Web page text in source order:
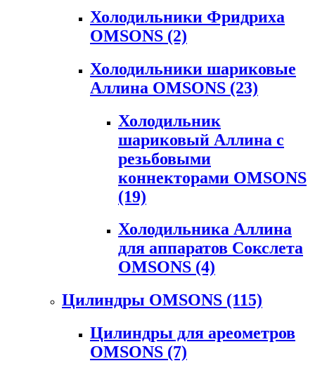
Холодильники Фридриха
OMSONS (2)
Холодильники шариковые
Аллина OMSONS (23)
Холодильник
шариковый Аллина с
резьбовыми
коннекторами OMSONS
(19)
Холодильника Аллина
для аппаратов Сокслета
OMSONS (4)
Цилиндры OMSONS (115)
Цилиндры для ареометров
OMSONS (7)